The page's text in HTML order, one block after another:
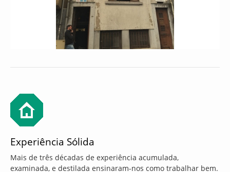
Experiência Sólida
Mais de três décadas de experiência acumulada,
examinada, e destilada ensinaram-nos como trabalhar bem.